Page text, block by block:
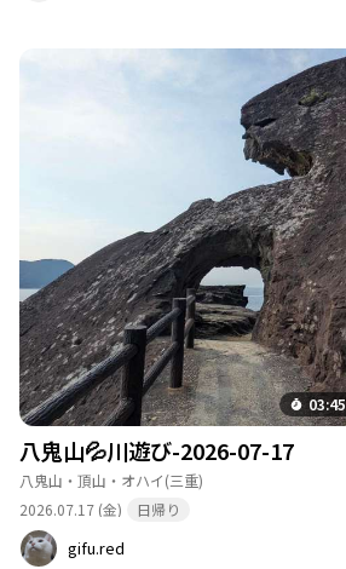
03:45
八鬼山💦川遊び-2026-07-17
八鬼山・頂山・オハイ(三重)
2026.07.17 (金)
日帰り
gifu.red